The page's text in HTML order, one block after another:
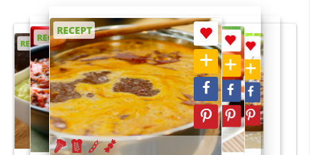
RECEPT
RECEPT
RECEPT
RECEPT
RECEPT